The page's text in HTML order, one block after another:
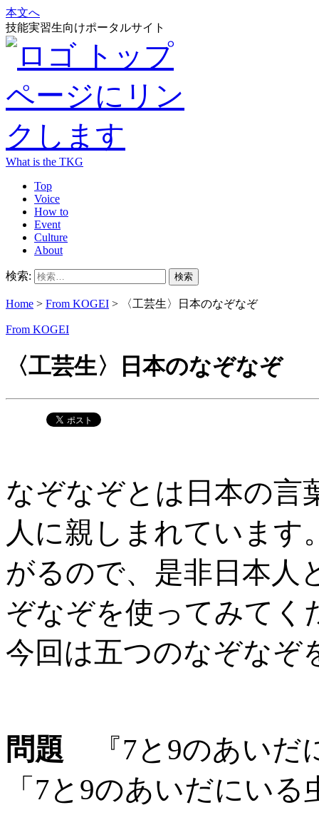
本文へ
技能実習生向けポータルサイト
What is the TKG
Top
Voice
How to
Event
Culture
About
検索:
Home > From KOGEI > 〈工芸生〉日本のなぞなぞ
From KOGEI
〈工芸生〉日本のなぞなぞ
なぞなぞとは日本の言
人に親しまれていま
がるので、是非日本人
ぞなぞを使ってみてく
今回は五つのなぞなぞ
問題 『7と9のあいだ
「7と9のあいだにい